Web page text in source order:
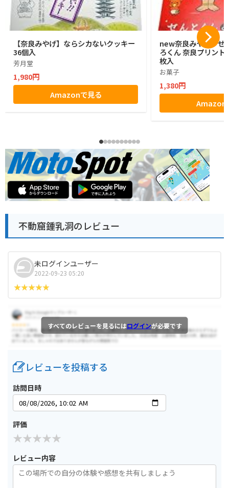
【奈良みやげ】ならシカないクッキー
36個入
芳月堂
1,980円
Amazonで見る
new奈良みやげ せ
ろくん 奈良プリン
枚入
お菓子
1,380円
Amazon
不動窟鍾乳洞のレビュー
未ログインユーザー
2022-09-23 05:20
すべてのレビューを見るにはログインが必要です
レビューを投稿する
訪問日時
評価
レビュー内容